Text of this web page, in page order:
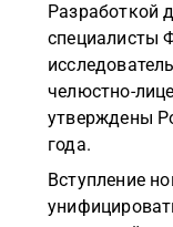
Разработкой
специалисты
челюстно-
утверждены
года.
Вступление